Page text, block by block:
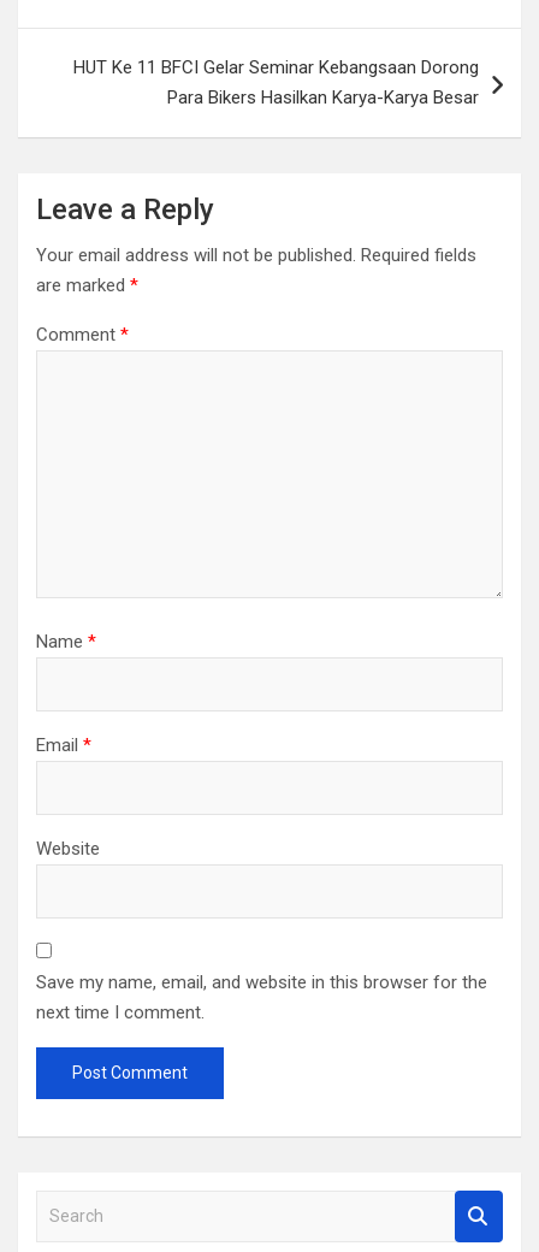
HUT Ke 11 BFCI Gelar Seminar Kebangsaan Dorong
Para Bikers Hasilkan Karya-Karya Besar
Leave a Reply
Your email address will not be published. Required fields
are marked *
Comment *
Name *
Email *
Website
Save my name, email, and website in this browser for the
next time I comment.